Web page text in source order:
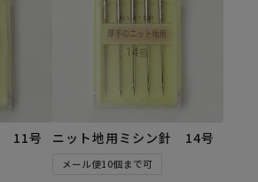
11号 ニット地用ミシン針 14号
メール便10個まで可